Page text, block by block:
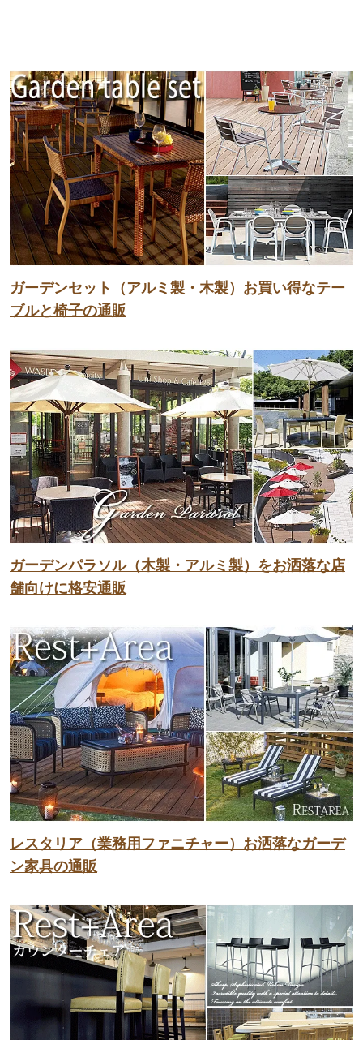
ガーデンセット（アルミ製・木製）お買い得なテー
ブルと椅子の通販
ガーデンパラソル（木製・アルミ製）をお洒落な店
舗向けに格安通販
レスタリア（業務用ファニチャー）お洒落なガーデ
ン家具の通販